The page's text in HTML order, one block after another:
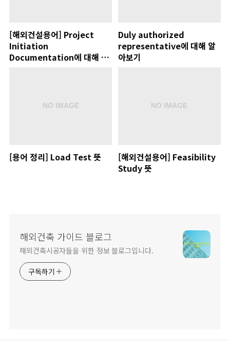
[해외건설용어] Project
Initiation
Documentation에 대해 알
Duly authorized
representative에 대해 알
아보기
[용어 정리] Load Test 뜻
[해외건설용어] Feasibility
Study 뜻
해외건축 가이드 블로그
해외건축시공자들을 위한 정보 블로그입니다.
구독하기